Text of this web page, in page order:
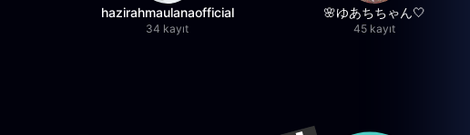
hazirahmaulanaofficial
34 kayıt
🌸ゆあちちゃん🤍
45 kayıt